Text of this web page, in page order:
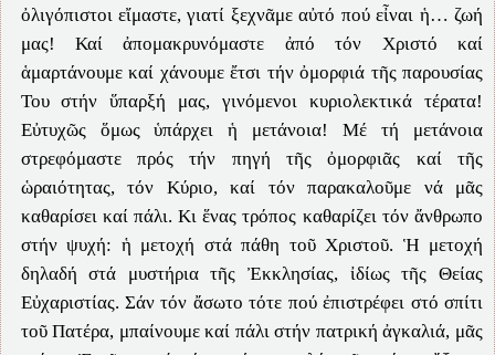
ὀλιγόπιστοι εἴμαστε, γιατί ξεχνᾶμε αὐτό πού εἶναι ἡ… ζωή
μας! Καί ἀπομακρυνόμαστε ἀπό τόν Χριστό καί
ἁμαρτάνουμε καί χάνουμε ἔτσι τήν ὀμορφιά τῆς παρουσίας
Του στήν ὕπαρξή μας, γινόμενοι κυριολεκτικά τέρατα!
Εὐτυχῶς ὅμως ὑπάρχει ἡ μετάνοια! Μέ τή μετάνοια
στρεφόμαστε πρός τήν πηγή τῆς ὀμορφιᾶς καί τῆς
ὡραιότητας, τόν Κύριο, καί τόν παρακαλοῦμε νά μᾶς
καθαρίσει καί πάλι. Κι ἕνας τρόπος καθαρίζει τόν ἄνθρωπο
στήν ψυχή: ἡ μετοχή στά πάθη τοῦ Χριστοῦ. Ἡ μετοχή
δηλαδή στά μυστήρια τῆς Ἐκκλησίας, ἰδίως τῆς Θείας
Εὐχαριστίας. Σάν τόν ἄσωτο τότε πού ἐπιστρέφει στό σπίτι
τοῦ Πατέρα, μπαίνουμε καί πάλι στήν πατρική ἀγκαλιά, μᾶς